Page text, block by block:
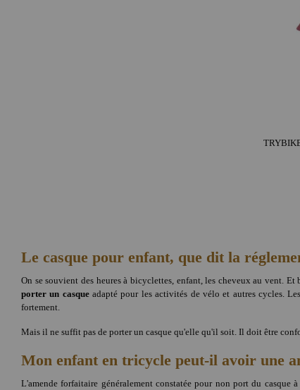
Le casque pour enfant, que dit la
On se souvient des heures à bicyclettes, enfant, les cheveux au vent.
porter un casqueadapté pour les activités de vélo et autres cycles.
fortement.
Mais il ne suffit pas de porter un casque qu'elle qu'il soit. Il doit être
Mon enfant en tricycle peut-il avoir une
L'amende forfaitaire généralement constatée pour non port du